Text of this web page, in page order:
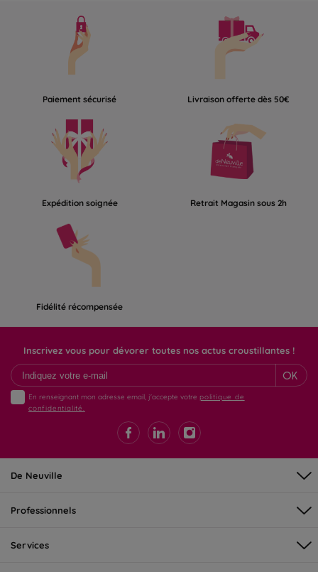
Paiement sécurisé Livraison offerte dès 50€
Expédition soignée Retrait Magasin sous 2h
Fidélité récompensée
Inscrivez vous pour dévorer toutes nos actus croustillantes !
OK
En renseignant mon adresse email, j'accepte votre politique de
confidentialité.
De Neuville
Professionnels
Services